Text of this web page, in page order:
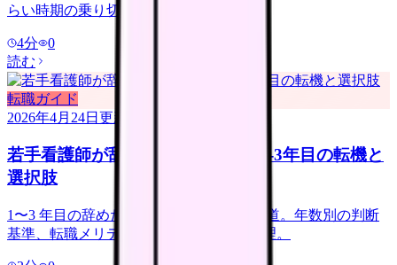
らい時期の乗り切り方、成長の道のり。
4分
0
読む
転職ガイド
2026年4月24日 更新
若手看護師が辞めたい時の判断｜1-3年目の転機と
選択肢
1〜3 年目の辞めたい気持ちは誰もが通る道。年数別の判断
基準、転職メリデメ、次のキャリアを整理。